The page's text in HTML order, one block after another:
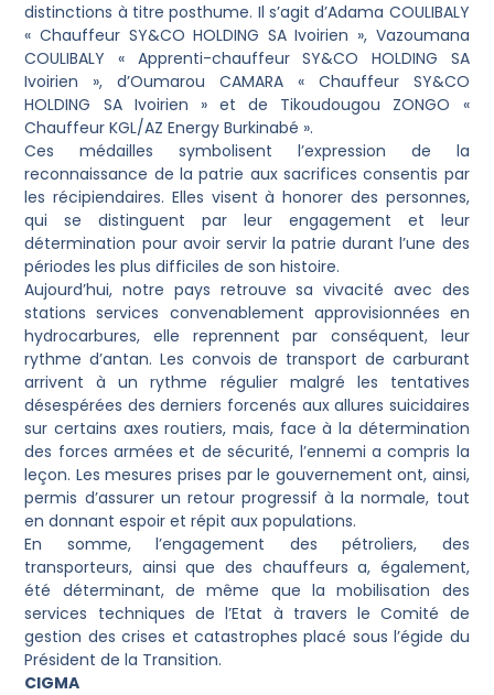
distinctions à titre posthume. Il s’agit d’Adama COULIBALY
« Chauffeur SY&CO HOLDING SA Ivoirien », Vazoumana
COULIBALY « Apprenti-chauffeur SY&CO HOLDING SA
Ivoirien », d’Oumarou CAMARA « Chauffeur SY&CO
HOLDING SA Ivoirien » et de Tikoudougou ZONGO «
Chauffeur KGL/AZ Energy Burkinabé ».
Ces médailles symbolisent l’expression de la
reconnaissance de la patrie aux sacrifices consentis par
les récipiendaires. Elles visent à honorer des personnes,
qui se distinguent par leur engagement et leur
détermination pour avoir servir la patrie durant l’une des
périodes les plus difficiles de son histoire.
Aujourd’hui, notre pays retrouve sa vivacité avec des
stations services convenablement approvisionnées en
hydrocarbures, elle reprennent par conséquent, leur
rythme d’antan. Les convois de transport de carburant
arrivent à un rythme régulier malgré les tentatives
désespérées des derniers forcenés aux allures suicidaires
sur certains axes routiers, mais, face à la détermination
des forces armées et de sécurité, l’ennemi a compris la
leçon. Les mesures prises par le gouvernement ont, ainsi,
permis d’assurer un retour progressif à la normale, tout
en donnant espoir et répit aux populations.
En somme, l’engagement des pétroliers, des
transporteurs, ainsi que des chauffeurs a, également,
été déterminant, de même que la mobilisation des
services techniques de l’Etat à travers le Comité de
gestion des crises et catastrophes placé sous l’égide du
Président de la Transition.
CIGMA